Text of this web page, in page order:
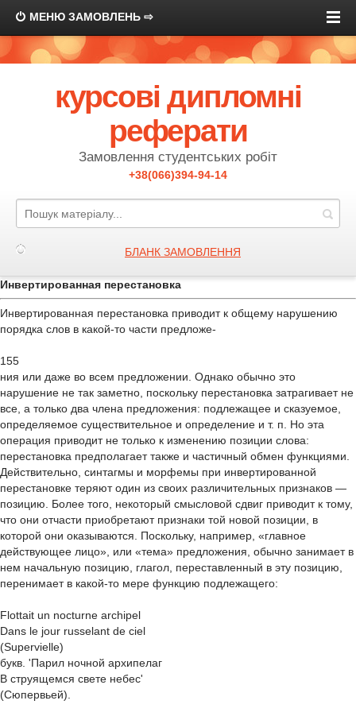
МЕНЮ ЗАМОВЛЕНЬ ⇨
курсові дипломні
реферати
Замовлення студентських робіт
+38(066)394-94-14
БЛАНК ЗАМОВЛЕННЯ
Инвертированная перестановка
Инвертированная перестановка приводит к общему нарушению
порядка слов в какой-то части предложе-
155
ния или даже во всем предложении. Однако обычно это
нарушение не так заметно, поскольку перестановка затрагивает не
все, а только два члена предложения: подлежащее и сказуемое,
определяемое существительное и определение и т. п. Но эта
операция приводит не только к изменению позиции слова:
перестановка предполагает также и частичный обмен функциями.
Действительно, синтагмы и морфемы при инвертированной
перестановке теряют один из своих различительных признаков —
позицию. Более того, некоторый смысловой сдвиг приводит к тому,
что они отчасти приобретают признаки той новой позиции, в
которой они оказываются. Поскольку, например, «главное
действующее лицо», или «тема» предложения, обычно занимает в
нем начальную позицию, глагол, переставленный в эту позицию,
перенимает в какой-то мере функцию подлежащего:
Flottait un nocturne archipel
Dans le jour russelant de ciel
(Supervielle)
букв. 'Парил ночной архипелаг
В струящемся свете небес'
(Сюпервьей).